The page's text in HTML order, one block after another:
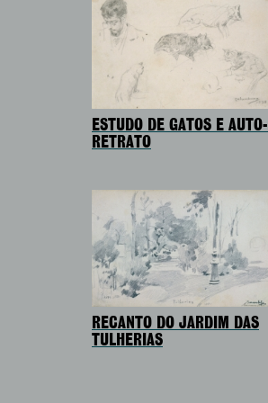
ESTUDO DE GATOS E AUTO-
RETRATO
RECANTO DO JARDIM DAS
TULHERIAS